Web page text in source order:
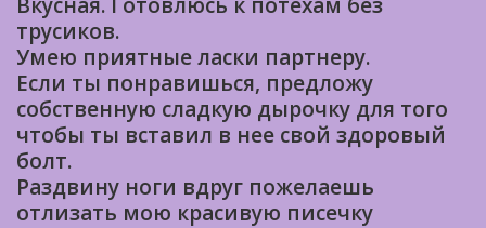
трусиков.
Умею приятные ласки партнеру.
Если ты понравишься, предложу
собственную сладкую дырочку для того
чтобы ты вставил в нее свой здоровый
болт.
Раздвину ноги вдруг пожелаешь
отлизать мою красивую писечку